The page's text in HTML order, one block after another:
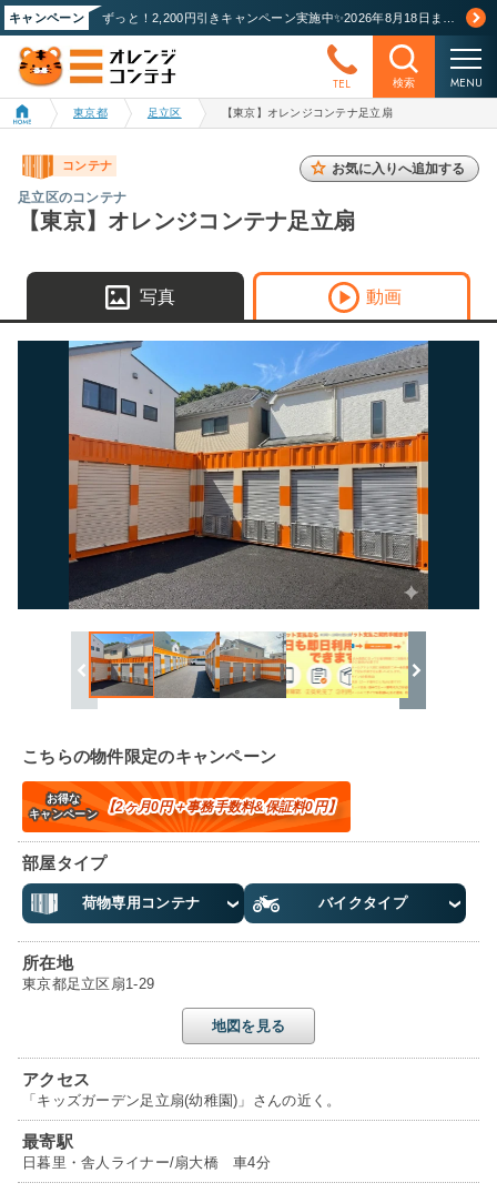
キャンペーン
TEL 検索 MENU
東京都 足立区 【東京】オレンジコンテナ足立扇
コンテナ
足立区のコンテナ
【東京】オレンジコンテナ足立扇
お気に入りへ追加する
写真 動画
こちらの物件限定のキャンペーン
お得な
キャンペーン
【2ヶ月0円＋事務手数料&保証料0円】
部屋タイプ
荷物専用コンテナ バイクタイプ
所在地
東京都足立区扇1-29
地図を見る
アクセス
「キッズガーデン足立扇(幼稚園)」さんの近く。
最寄駅
日暮里・舎人ライナー/扇大橋 車4分